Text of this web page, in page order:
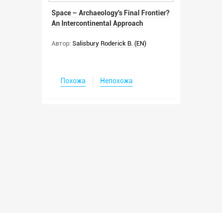
Space – Archaeology's Final Frontier?
An Intercontinental Approach
Автор: Salisbury Roderick B. (EN)
Похожа Непохожа